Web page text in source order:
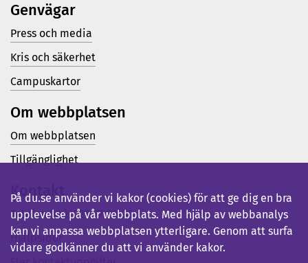
Genvägar
Press och media
Kris och säkerhet
Campuskartor
Om webbplatsen
Om webbplatsen
Tillgänglighet
Kontakt
Telefon (vx): 023-77 80 00
Hjälpsidor
På du.se använder vi kakor (cookies) för att ge dig en bra
upplevelse på vår webbplats. Med hjälp av webbanalys
kan vi anpassa webbplatsen ytterligare. Genom att surfa
vidare godkänner du att vi använder kakor.